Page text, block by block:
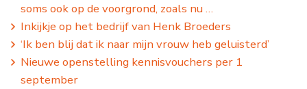
soms ook op de voorgrond, zoals nu …
Inkijkje op het bedrijf van Henk Broeders
‘Ik ben blij dat ik naar mijn vrouw heb geluisterd’
Nieuwe openstelling kennisvouchers per 1
september